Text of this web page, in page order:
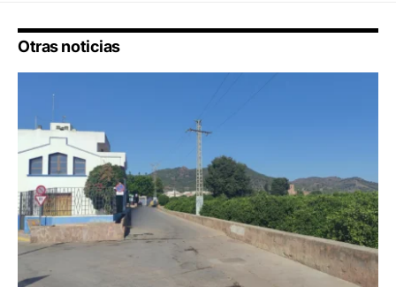
Otras noticias